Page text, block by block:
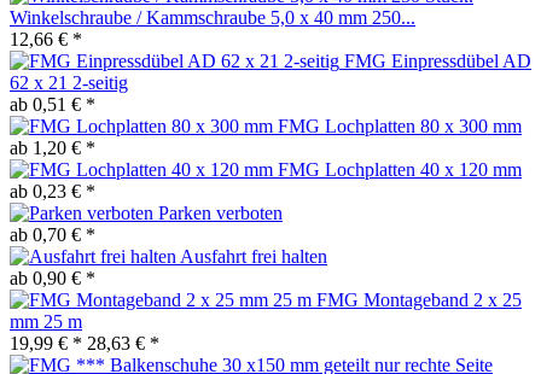
Winkelschraube / Kammschraube 5,0 x 40 mm 250...
12,66 € *
FMG Einpressdübel AD
62 x 21 2-seitig
ab 0,51 € *
FMG Lochplatten 80 x 300 mm
ab 1,20 € *
FMG Lochplatten 40 x 120 mm
ab 0,23 € *
Parken verboten
ab 0,70 € *
Ausfahrt frei halten
ab 0,90 € *
FMG Montageband 2 x 25
mm 25 m
19,99 € * 28,63 € *